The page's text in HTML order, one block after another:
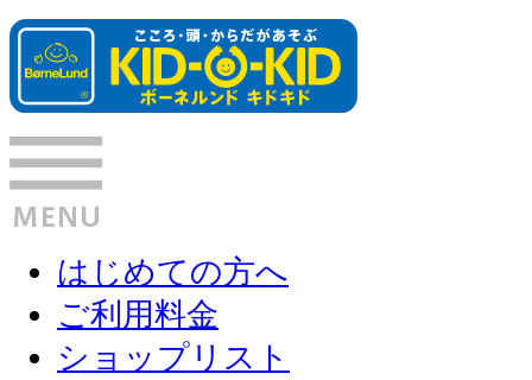
はじめての方へ
ご利用料金
ショップリスト